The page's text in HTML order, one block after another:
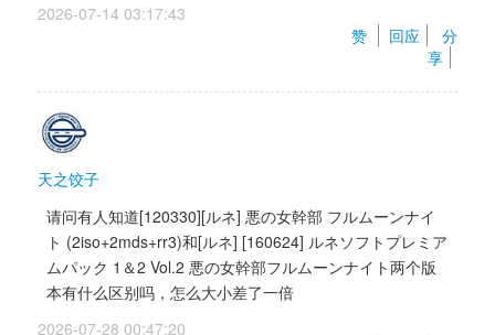
2026-07-14 03:17:43
赞
回应
分
享
天之饺子
请问有人知道[120330][ルネ] 悪の女幹部 フルムーンナイ
ト (2iso+2mds+rr3)和[ルネ] [160624] ルネソフトプレミア
ムパック 1＆2 Vol.2 悪の女幹部フルムーンナイト两个版
本有什么区别吗，怎么大小差了一倍
2026-07-28 00:47:20